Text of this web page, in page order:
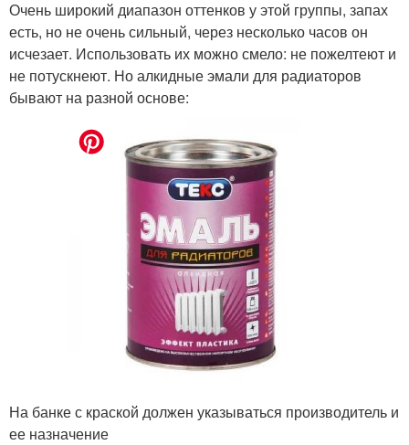
Очень широкий диапазон оттенков у этой группы, запах
есть, но не очень сильный, через несколько часов он
исчезает. Использовать их можно смело: не пожелтеют и
не потускнеют. Но алкидные эмали для радиаторов
бывают на разной основе:
На банке с краской должен указываться производитель и
ее назначение